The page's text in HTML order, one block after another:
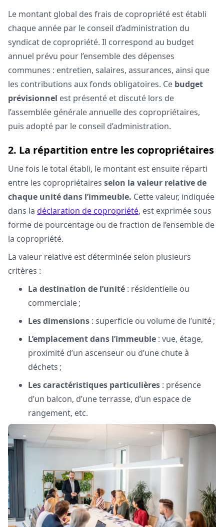
Le montant global des frais de copropriété est établi
chaque année par le conseil d’administration du
syndicat de copropriété. Il correspond au budget
annuel prévu pour l’ensemble des dépenses
communes : entretien, salaires, assurances, ainsi que
les contributions aux fonds obligatoires. Ce budget
prévisionnel est présenté et discuté lors de
l’assemblée générale annuelle des copropriétaires,
puis adopté par le conseil d’administration.
2. La répartition entre les copropriétaires
Une fois le total établi, le montant est ensuite réparti
entre les copropriétaires selon la valeur relative de
chaque unité dans l’immeuble. Cette valeur, indiquée
dans la déclaration de copropriété, est exprimée sous
forme de pourcentage ou de fraction de l’ensemble de
la copropriété.
La valeur relative est déterminée selon plusieurs
critères :
La destination de l’unité : résidentielle ou
commerciale ;
Les dimensions : superficie ou volume de l’unité ;
L’emplacement dans l’immeuble : vue, étage,
proximité d’un ascenseur ou d’une chute à
déchets ;
Les caractéristiques particulières : présence
d’un balcon, d’une terrasse, d’un espace de
rangement, etc.